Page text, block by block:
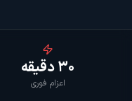
۳۰ دقیقه
اعزام فوری